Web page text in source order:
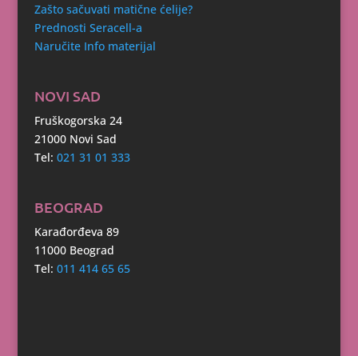
Zašto sačuvati matične ćelije?
Prednosti Seracell-a
Naručite Info materijal
NOVI SAD
Fruškogorska 24
21000 Novi Sad
Tel: 021 31 01 333
BEOGRAD
Karađorđeva 89
11000 Beograd
Tel: 011 414 65 65